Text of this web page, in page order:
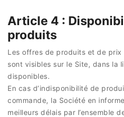
Article 4 :
produits
Les offres de produits et de prix
sont visibles sur le Site, dans la
disponibles.
En cas d’indisponibilité de
commande, la Société en
meilleurs délais par l’ensemble